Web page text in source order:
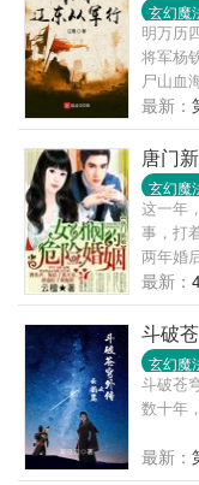
玄幻魔
明万历
将军杨
尸山血
事没有
马美女
最新：
唐门
玄幻魔
这一年
事，打
两年婚
最新：
（下）
斗破
玄幻魔
斗破苍
数十年
最新：